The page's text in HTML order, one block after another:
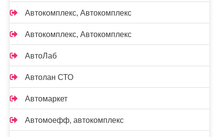
Автокомплекс, Автокомплекс
Автокомплекс, Автокомплекс
АвтоЛаб
Автолан СТО
Автомаркет
Автомоефф, автокомплекс